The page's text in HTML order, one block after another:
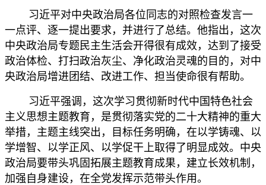
习近平对中央政治局各位同志的对照检查发言一
一点评、逐一提出要求，并进行了总结。他指出，这次
中央政治局专题民主生活会开得很有成效，达到了接受
政治体检、打扫政治灰尘、净化政治灵魂的目的，对中
央政治局增进团结、改进工作、担当使命很有帮助。
习近平强调，这次学习贯彻新时代中国特色社会
主义思想主题教育，是贯彻落实党的二十大精神的重大
举措，主题主线突出，目标任务明确，在以学铸魂、以
学增智、以学正风、以学促干上取得了明显成效。中央
政治局要带头巩固拓展主题教育成果，建立长效机制，
加强自身建设，在全党发挥示范带头作用。